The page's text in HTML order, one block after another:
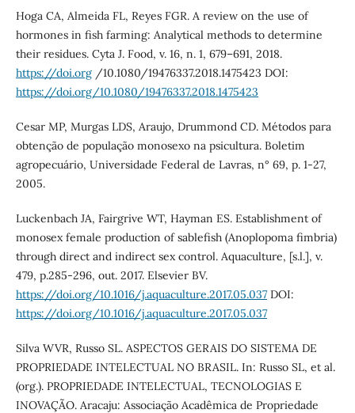
Hoga CA, Almeida FL, Reyes FGR. A review on the use of
hormones in fish farming: Analytical methods to determine
their residues. Cyta J. Food, v. 16, n. 1, 679–691, 2018.
https://doi.org/10.1080/19476337.2018.1475423 DOI:
https://doi.org/10.1080/19476337.2018.1475423
Cesar MP, Murgas LDS, Araujo, Drummond CD. Métodos para
obtenção de população monosexo na psicultura. Boletim
agropecuário, Universidade Federal de Lavras, n° 69, p. 1-27,
2005.
Luckenbach JA, Fairgrive WT, Hayman ES. Establishment of
monosex female production of sablefish (Anoplopoma fimbria)
through direct and indirect sex control. Aquaculture, [s.l.], v.
479, p.285-296, out. 2017. Elsevier BV.
https://doi.org/10.1016/j.aquaculture.2017.05.037DOI:
https://doi.org/10.1016/j.aquaculture.2017.05.037
Silva WVR, Russo SL. ASPECTOS GERAIS DO SISTEMA DE
PROPRIEDADE INTELECTUAL NO BRASIL. In: Russo SL, et al.
(org.). PROPRIEDADE INTELECTUAL, TECNOLOGIAS E
INOVAÇÃO. Aracaju: Associação Acadêmica de Propriedade